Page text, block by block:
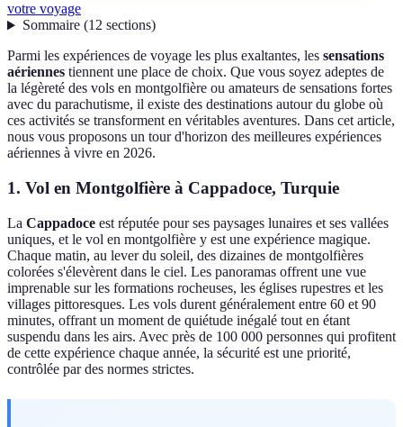
votre voyage
Sommaire(12 sections)
Parmi les expériences de voyage les plus exaltantes, les sensations
aériennes tiennent une place de choix. Que vous soyez adeptes de
la légèreté des vols en montgolfière ou amateurs de sensations fortes
avec du parachutisme, il existe des destinations autour du globe où
ces activités se transforment en véritables aventures. Dans cet article,
nous vous proposons un tour d'horizon des meilleures expériences
aériennes à vivre en 2026.
1. Vol en Montgolfière à Cappadoce, Turquie
La Cappadoce est réputée pour ses paysages lunaires et ses vallées
uniques, et le vol en montgolfière y est une expérience magique.
Chaque matin, au lever du soleil, des dizaines de montgolfières
colorées s'élevèrent dans le ciel. Les panoramas offrent une vue
imprenable sur les formations rocheuses, les églises rupestres et les
villages pittoresques. Les vols durent généralement entre 60 et 90
minutes, offrant un moment de quiétude inégalé tout en étant
suspendu dans les airs. Avec près de 100 000 personnes qui profitent
de cette expérience chaque année, la sécurité est une priorité,
contrôlée par des normes strictes.